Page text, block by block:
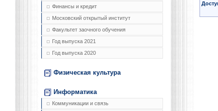
Финансы и кредит
Московский открытый институт
Факультет заочного обучения
Год выпуска 2021
Год выпуска 2020
Физическая культура
Информатика
Коммуникации и связь